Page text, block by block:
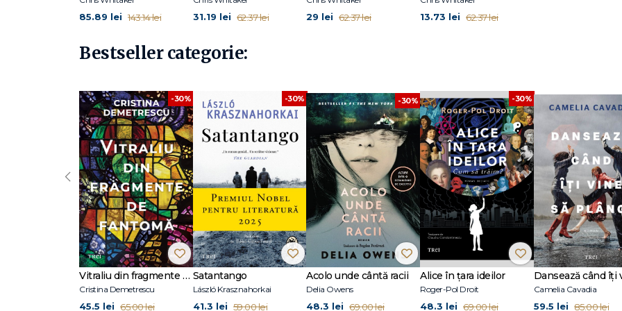
85.89 lei 143.14 lei 31.19 lei 62.37 lei 29 lei 62.37 lei 13.73 lei 62.37 lei
Bestseller categorie:
-30%
Vitraliu din fragmente de fantomă
Cristina Demetrescu
45.5 lei 65.00 lei
-30%
Satantango
László Krasznahorkai
41.3 lei 59.00 lei
-30%
Acolo unde cântă racii
Delia Owens
48.3 lei 69.00 lei
-30%
Alice în țara ideilor
Roger-Pol Droit
48.3 lei 69.00 lei
Camelia Cavadia
59.5 lei 85.00 lei
‹